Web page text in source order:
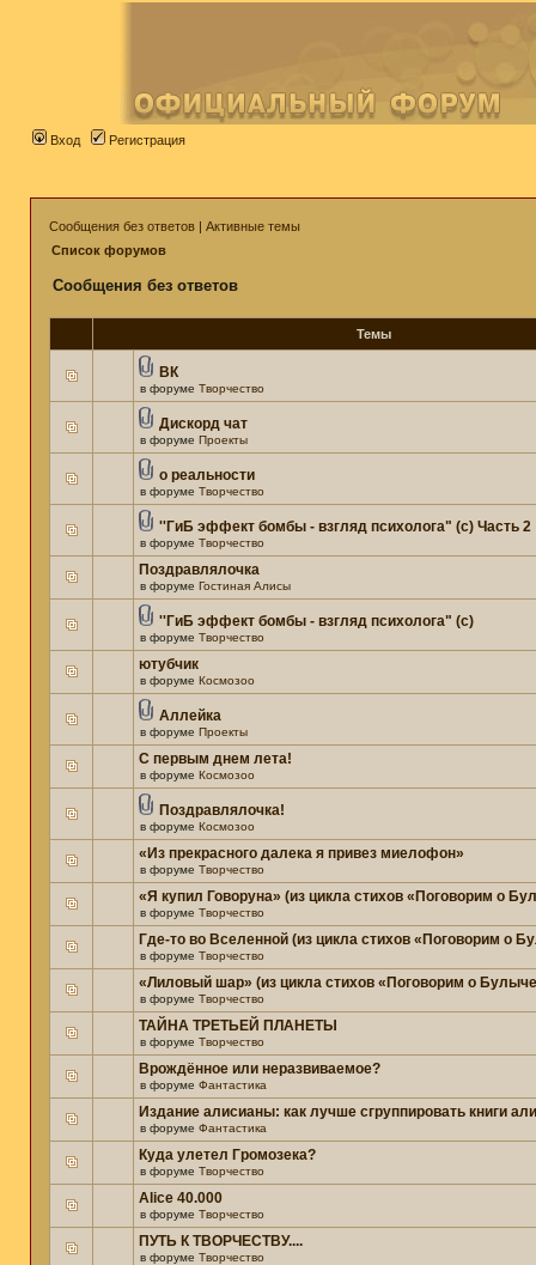
Вход Регистрация
Сообщения без ответов | Активные темы
Список форумов
Сообщения без ответов
Темы
ВК
в форуме Творчество
Дискорд чат
в форуме Проекты
о реальности
в форуме Творчество
''ГиБ эффект бомбы - взгляд психолога" (c) Часть 2
в форуме Творчество
Поздравлялочка
в форуме Гостиная Алисы
''ГиБ эффект бомбы - взгляд психолога" (c)
в форуме Творчество
ютубчик
в форуме Космозоо
Аллейка
в форуме Проекты
С первым днем лета!
в форуме Космозоо
Поздравлялочка!
в форуме Космозоо
«Из прекрасного далека я привез миелофон»
в форуме Творчество
«Я купил Говоруна» (из цикла стихов «Поговорим о
в форуме Творчество
Где-то во Вселенной (из цикла стихов «Поговорим о
в форуме Творчество
«Лиловый шар» (из цикла стихов «Поговорим о
в форуме Творчество
ТАЙНА ТРЕТЬЕЙ ПЛАНЕТЫ
в форуме Творчество
Врождённое или неразвиваемое?
в форуме Фантастика
Издание алисианы: как лучше сгруппировать книги
в форуме Фантастика
Куда улетел Громозека?
в форуме Творчество
Alice 40.000
в форуме Творчество
ПУТЬ К ТВОРЧЕСТВУ....
в форуме Творчество